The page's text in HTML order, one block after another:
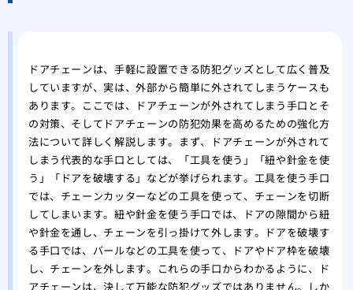
鍵
ドアチェーンは、手軽に設置できる防犯グッズとして広く普及
していますが、実は、外部から簡単に外されてしまうケースも
あります。ここでは、ドアチェーンが外されてしまう手口とそ
の対策、そしてドアチェーンの防犯効果を高めるための強化方
法について詳しく解説します。まず、ドアチェーンが外されて
しまう代表的な手口としては、「工具を使う」「紐や針金を使
う」「ドアを破壊する」などが挙げられます。工具を使う手口
では、チェーンカッターなどの工具を使って、チェーンを切断
してしまいます。紐や針金を使う手口では、ドアの隙間から紐
や針金を通し、チェーンを引っ掛けて外します。ドアを破壊す
る手口では、バールなどの工具を使って、ドアやドア枠を破壊
し、チェーンを外します。これらの手口からわかるように、ド
アチェーンは、決して万能な防犯グッズではありません。しか